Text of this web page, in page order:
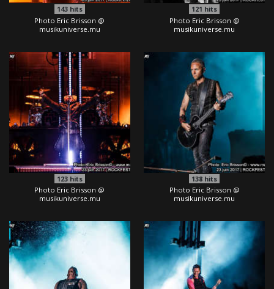
143hits
Photo Eric Brisson @
musikuniverse.mu
121 hits
Photo Eric Brisson @
musikuniverse.mu
123hits
Photo Eric Brisson @
musikuniverse.mu
138 hits
Photo Eric Brisson @
musikuniverse.mu